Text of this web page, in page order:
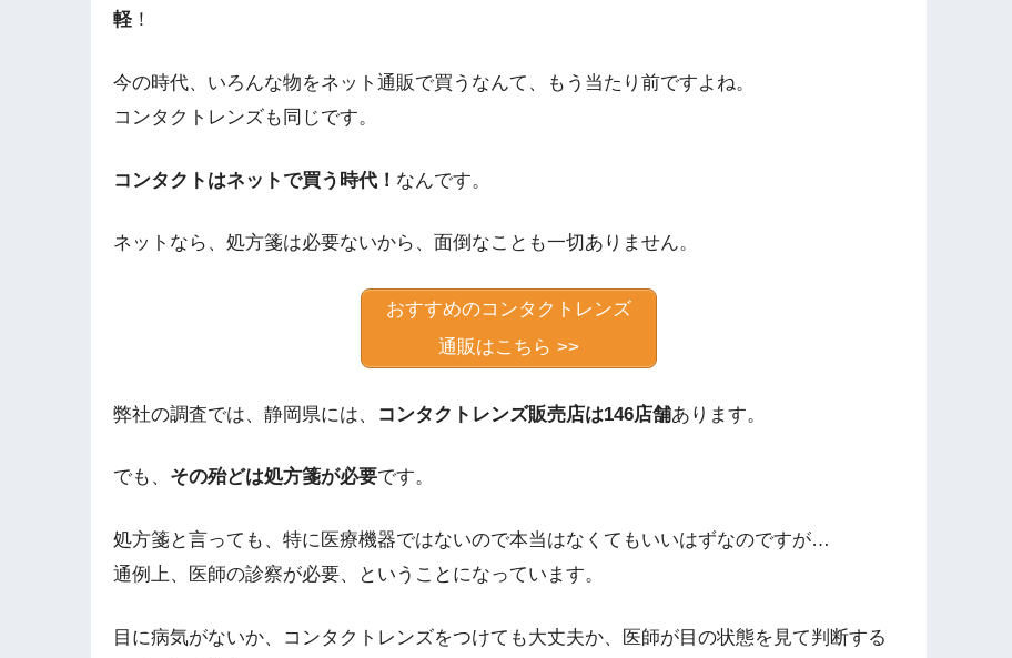
軽 ！
今の時代、いろんな物をネット通販で買うなんて、もう当たり前ですよね。
コンタクトレンズも同じです。
コンタクトはネットで買う時代！ なんです。
ネットなら、処方箋は必要ないから、面倒なことも一切ありません。
おすすめのコンタクトレンズ
通販はこちら >>
弊社の調査では、静岡県には、 コンタクトレンズ販売店は146店舗あります。
でも、 その殆どは処方箋が必要です。
処方箋と言っても、特に医療機器ではないので本当はなくてもいいはずなのですが…
通例上、医師の診察が必要、ということになっています。
目に病気がないか、コンタクトレンズをつけても大丈夫か、医師が目の状態を見て判断する